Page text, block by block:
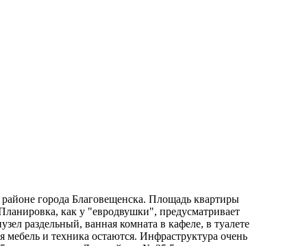
города Благовещенска. Площадь квартиры
как у "евродвушки", предусматривает
раздельный, ванная комната в кафеле, в туалете
и техника остаются. Инфраструктура очень